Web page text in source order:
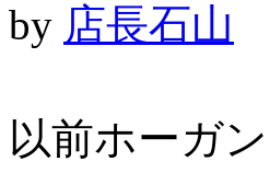
by 店長石山
以前ホーガ